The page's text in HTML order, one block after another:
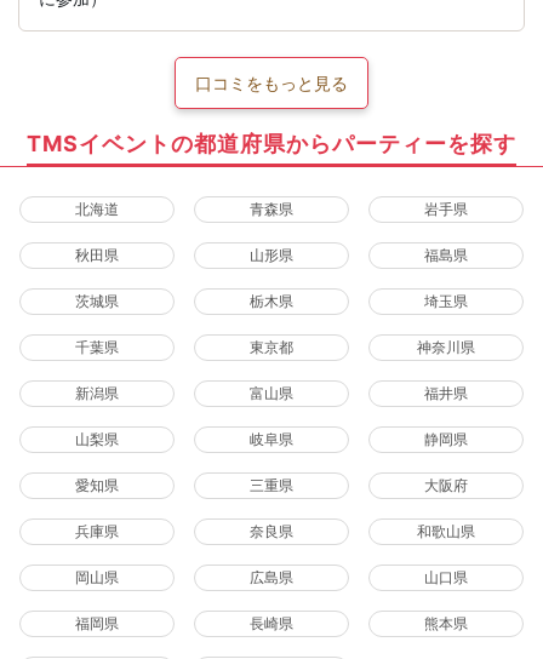
口コミをもっと見る
TMSイベントの都道府県からパーティーを探す
北海道 青森県 岩手県
秋田県 山形県 福島県
茨城県 栃木県 埼玉県
千葉県 東京都 神奈川県
新潟県 富山県 福井県
山梨県 岐阜県 静岡県
愛知県 三重県 大阪府
兵庫県 奈良県 和歌山県
岡山県 広島県 山口県
福岡県 長崎県 熊本県